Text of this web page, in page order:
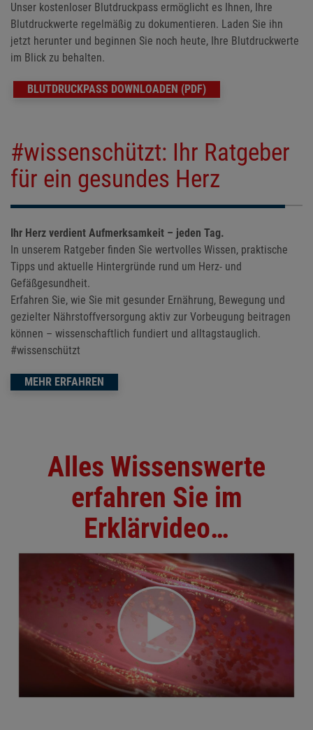
Unser kostenloser Blutdruckpass ermöglicht es Ihnen, Ihre
Blutdruckwerte regelmäßig zu dokumentieren. Laden Sie ihn
jetzt herunter und beginnen Sie noch heute, Ihre Blutdruckwerte
im Blick zu behalten.
BLUTDRUCKPASS DOWNLOADEN (PDF)
#wissenschützt: Ihr Ratgeber
für ein gesundes Herz
Ihr Herz verdient Aufmerksamkeit – jeden Tag.
In unserem Ratgeber finden Sie wertvolles Wissen, praktische
Tipps und aktuelle Hintergründe rund um Herz- und
Gefäßgesundheit.
Erfahren Sie, wie Sie mit gesunder Ernährung, Bewegung und
gezielter Nährstoffversorgung aktiv zur Vorbeugung beitragen
können – wissenschaftlich fundiert und alltagstauglich.
#wissenschützt
MEHR ERFAHREN
Alles Wissenswerte
erfahren Sie im
Erklärvideo…